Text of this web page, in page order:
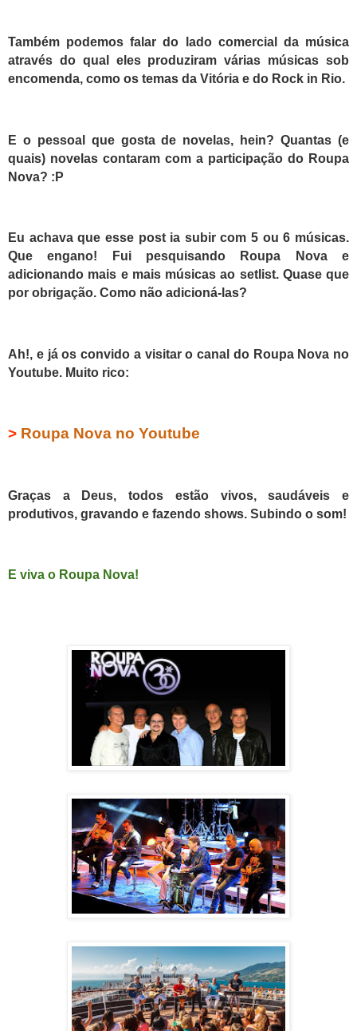
Também podemos falar do lado comercial da música
através do qual eles produziram várias músicas sob
encomenda, como os temas da Vitória e do Rock in Rio.
E o pessoal que gosta de novelas, hein? Quantas (e
quais) novelas contaram com a participação do Roupa
Nova? :P
Eu achava que esse post ia subir com 5 ou 6 músicas.
Que engano! Fui pesquisando Roupa Nova e
adicionando mais e mais músicas ao setlist. Quase que
por obrigação. Como não adicioná-las?
Ah!, e já os convido a visitar o canal do Roupa Nova no
Youtube. Muito rico:
> Roupa Nova no Youtube
Graças a Deus, todos estão vivos, saudáveis e
produtivos, gravando e fazendo shows. Subindo o som!
E viva o Roupa Nova!